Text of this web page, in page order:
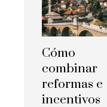
Cómo
combinar
reformas e
incentivos